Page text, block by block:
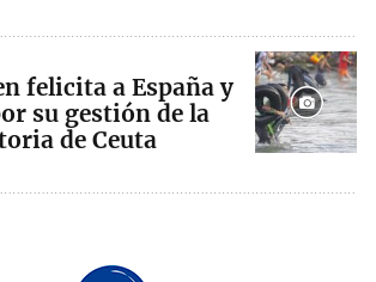
felicita a España y
su gestión de la
de Ceuta